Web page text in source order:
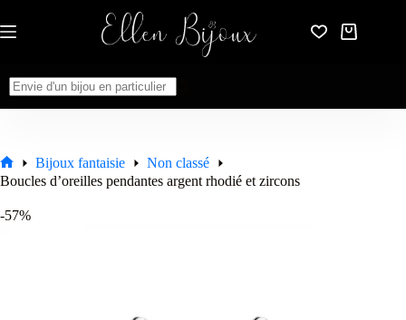
au
contenu
Panier
Accueil
Bijoux fantaisie
Non classé
Boucles d’oreilles pendantes argent rhodié et zircons
-57%